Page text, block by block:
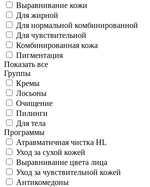
Выравнивание кожи
Для жирной
Для нормальной комбинированной
Для чувствительной
Комбинированная кожа
Пигментация
Показать все
Группы
Кремы
Лосьоны
Очищение
Пилинги
Для тела
Программы
Атравматичная чистка HL
Уход за сухой кожей
Выравнивание цвета лица
Уход за чувствительной кожей
Антикомедоны